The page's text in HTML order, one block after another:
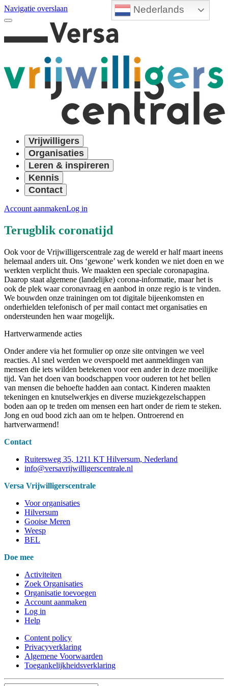
Nederlands
Navigatie overslaan
Vrijwilligers
Organisaties
Leren & inspireren
Kennis
Contact
Account aanmakenLog in
Terugblik coronatijd
Ook voor de Vrijwilligerscentrale zag de wereld er half maart ineens
helemaal anders uit. Ons ‘gewone’ werk konden we niet doen en we
werkten verplicht thuis. We maakten een speciale coronapagina.
Daarop staat algemene (landelijke) corona-informatie, maar het is
ook de plek waar coronavraag en aanbod in onze regio is te vinden.
We bouwden onze trainingen om tot digitale bijeenkomsten en
onderhielden telefonisch of per mail contact met organisaties en
ondersteunden hen waar mogelijk.
Hartverwarmende acties
Onder andere via het formulier op onze site ontvingen we veel
reacties. Al snel werden we overspoeld met aanmeldingen van
mensen die iets wilden betekenen voor een ander in deze moeilijke
tijd. Van het doen van boodschappen voor ouderen tot het bellen
van mensen die behoefte hadden aan contact. Kinderen maakten
tekeningen en knutselwerkjes en diverse muziekgezelschappen
boden aan op te treden om mensen een hart onder de riem te steken.
Jong en oud bood zich aan om te helpen. Ontroerend en
hartverwarmend!
Contact
Ruitersweg 35, 1211 KT Hilversum, Nederland
info@versavrijwilligerscentrale.nl
Versa Vrijwilligerscentrale
Voor organisaties
Hilversum
Gooise Meren
Weesp
BEL
Doe mee
Activiteiten
Zoek Organisaties
Organisatie toevoegen
Account aanmaken
Log in
Help
Content policy
Privacyverklaring
Algemene Voorwaarden
Toegankelijkheidsverklaring